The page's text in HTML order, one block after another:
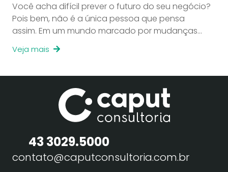
Você acha difícil prever o futuro do seu negócio?
Pois bem, não é a única pessoa que pensa
assim. Em um mundo marcado por mudanças…
Veja mais
43 3029.5000
contato@caputconsultoria.com.br